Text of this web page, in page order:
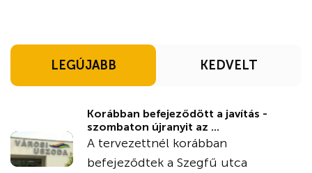
LEGÚJABB KEDVELT
Korábban befejeződött a javítás -
szombaton újranyit az ...
A tervezettnél korábban
befejeződtek a Szegfű utca